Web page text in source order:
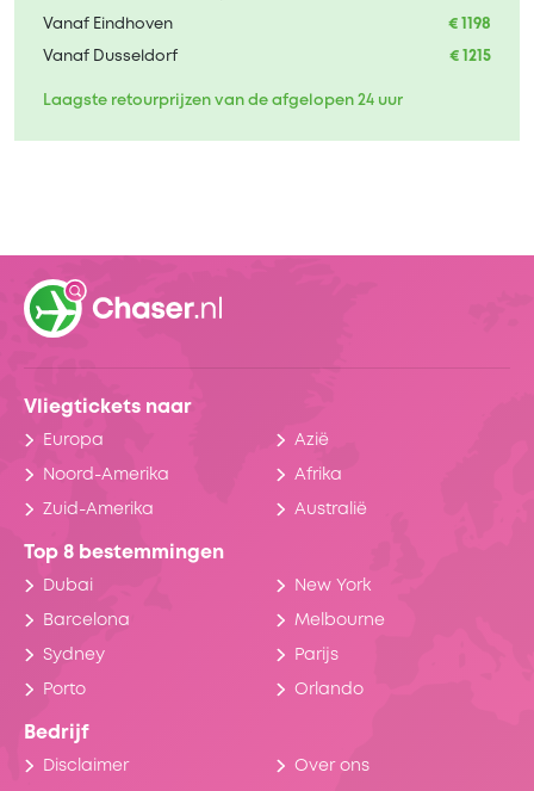
Vanaf Eindhoven € 1198
Vanaf Dusseldorf € 1215
Laagste retourprijzen van de afgelopen 24 uur
Vliegtickets naar
Europa
Noord-Amerika
Zuid-Amerika
Azië
Afrika
Australië
Top 8 bestemmingen
Dubai
Barcelona
Sydney
Porto
New York
Melbourne
Parijs
Orlando
Bedrijf
Disclaimer Over ons